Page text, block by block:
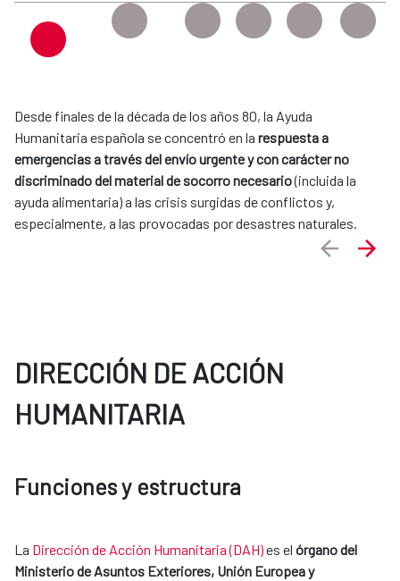
Desde finales de la década de los años 80, la Ayuda
Humanitaria española se concentró en la respuesta a
emergencias a través del envío urgente y con carácter no
discriminado del material de socorro necesario(incluida la
ayuda alimentaria) a las crisis surgidas de conflictos y,
especialmente, a las provocadas por desastres naturales.
DIRECCIÓN DE ACCIÓN
HUMANITARIA
Funciones y estructura
La Dirección de Acción Humanitaria (DAH)es el órgano del
Ministerio de Asuntos Exteriores, Unión Europea y